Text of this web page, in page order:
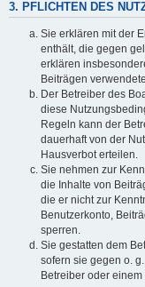
3. PFLICHTEN DES
Sie erklären mit der
enthält, die gegen
erklären
Beiträgen
Der Betreiber des
diese
Regeln kann der
dauerhaft von der
Hausverbot erteilen.
Sie nehmen zur
die Inhalte von
die er nicht zur
Benutzerkonto,
sperren.
Sie gestatten dem
sofern sie gegen o.
Betreiber oder einem